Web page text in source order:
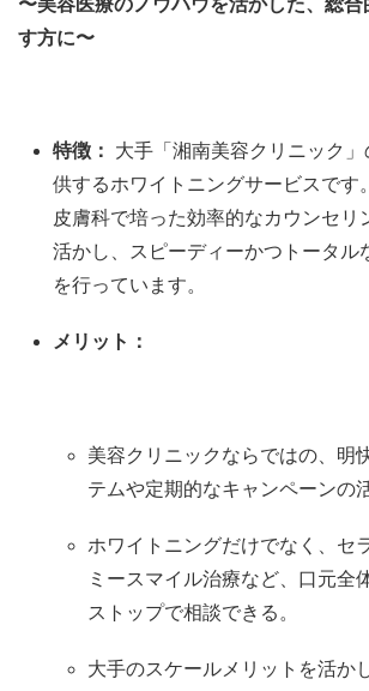
す方に〜
特徴：
大手「湘南美容クリニック
供するホワイトニングサービスです
皮膚科で培った効率的なカウンセリ
活かし、スピーディーかつトータル
を行っています。
メリット：
美容クリニックならではの、明
テムや定期的なキャンペーンの
ホワイトニングだけでなく、セ
ミースマイル治療など、口元全
ストップで相談できる。
大手のスケールメリットを活か